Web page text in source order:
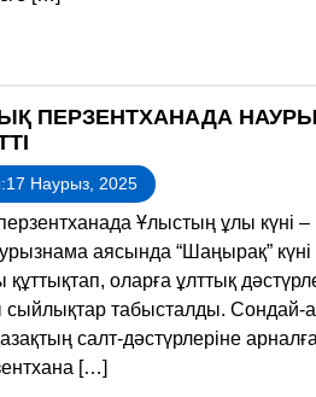
ПЕРЗЕНТХАНАДА
Наурыз, 2025
Ұлыстың ұлы күні
аясында “Шаңырақ”
оларға ұлттық
сыйлықтар табысталды. Сондай-
салт-дәстүрлеріне
[…]